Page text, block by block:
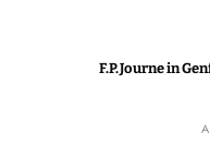
F.P.Journe in